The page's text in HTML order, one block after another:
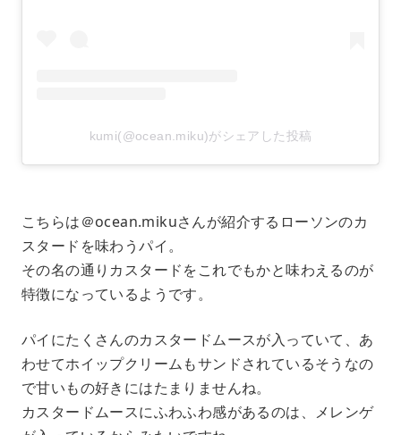
kumi(@ocean.miku)がシェアした投稿
こちらは＠ocean.mikuさんが紹介するローソンのカ
スタードを味わうパイ。
その名の通りカスタードをこれでもかと味わえるのが
特徴になっているようです。
パイにたくさんのカスタードムースが入っていて、あ
わせてホイップクリームもサンドされているそうなの
で甘いもの好きにはたまりませんね。
カスタードムースにふわふわ感があるのは、メレンゲ